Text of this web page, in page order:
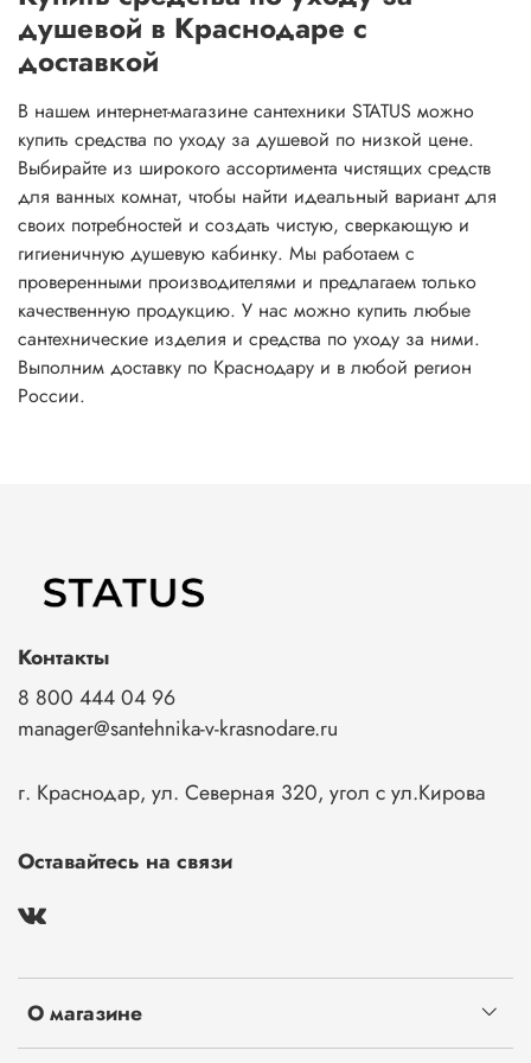
душевой в Краснодаре с
доставкой
В нашем интернет-магазине сантехники STATUS можно
купить средства по уходу за душевой по низкой цене.
Выбирайте из широкого ассортимента чистящих средств
для ванных комнат, чтобы найти идеальный вариант для
своих потребностей и создать чистую, сверкающую и
гигиеничную душевую кабинку. Мы работаем с
проверенными производителями и предлагаем только
качественную продукцию. У нас можно купить любые
сантехнические изделия и средства по уходу за ними.
Выполним доставку по Краснодару и в любой регион
России.
О магазине
Контакты
8 800 444 04 96
manager@santehnika-v-krasnodare.ru
г. Краснодар, ул. Северная 320, угол с ул.Кирова
Оставайтесь на связи